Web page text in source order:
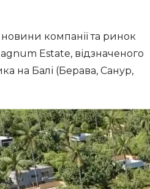
компанії та ринок
Estate, відзначеного
на Балі (Берава, Санур,